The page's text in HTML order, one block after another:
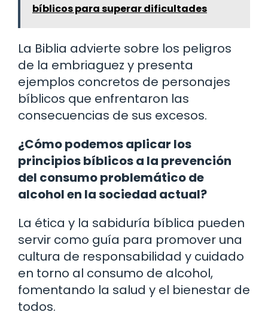
bíblicos para superar dificultades
La Biblia advierte sobre los peligros
de la embriaguez y presenta
ejemplos concretos de personajes
bíblicos que enfrentaron las
consecuencias de sus excesos.
¿Cómo podemos aplicar los
principios bíblicos a la prevención
del consumo problemático de
alcohol en la sociedad actual?
La ética y la sabiduría bíblica pueden
servir como guía para promover una
cultura de responsabilidad y cuidado
en torno al consumo de alcohol,
fomentando la salud y el bienestar de
todos.